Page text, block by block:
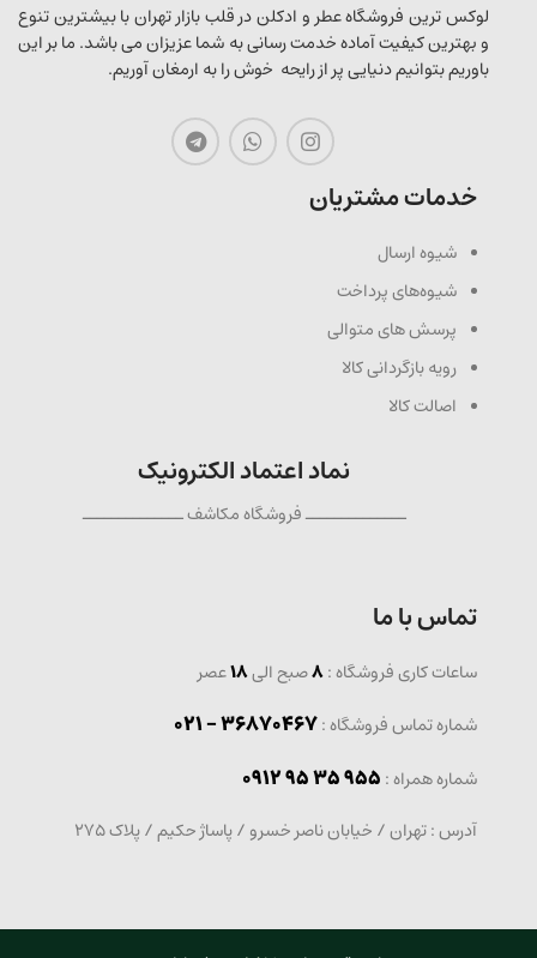
لوکس ترین فروشگاه عطر و ادکلن در قلب بازار تهران با بیشترین تنوع
و بهترین کیفیت آماده خدمت رسانی به شما عزیزان می باشد. ما بر این
باوریم بتوانیم دنیایی پر از رایحه خوش را به ارمغان آوریم.
خدمات مشتریان
شیوه ارسال
شیوه‌های پرداخت
پرسش های متوالی
رویه بازگردانی کالا
اصالت کالا
نماد اعتماد الکترونیک
ــــــــــــــ فروشگاه مکاشف ــــــــــــــ
تماس با ما
ساعات کاری فروشگاه :8صبح الی18عصر
شماره تماس فروشگاه :36870467 - 021
0912 95 35 955 : شماره همراه
آدرس : تهران / خیابان ناصر خسرو / پاساژ حکیم / پلاک 275